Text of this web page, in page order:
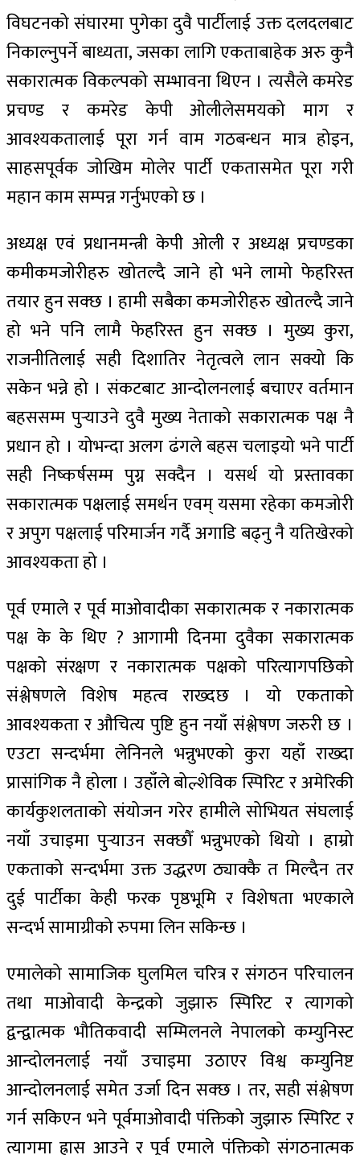
विघटनको संघारमा पुगेका दुवै पार्टीलाई उक्त दलदलबाट
निकाल्नुपर्ने बाध्यता, जसका लागि एकताबाहेक अरु कुनै
सकारात्मक विकल्पको सम्भावना थिएन । त्यसैले कमरेड
प्रचण्ड र कमरेड केपी ओलीलेसमयको माग र
आवश्यकतालाई पूरा गर्न वाम गठबन्धन मात्र होइन,
साहसपूर्वक जोखिम मोलेर पार्टी एकतासमेत पूरा गरी
महान काम सम्पन्न गर्नुभएको छ ।
अध्यक्ष एवं प्रधानमन्त्री केपी ओली र अध्यक्ष प्रचण्डका
कमीकमजोरीहरु खोतल्दै जाने हो भने लामो फेहरिस्त
तयार हुन सक्छ । हामी सबैका कमजोरीहरु खोतल्दै जाने
हो भने पनि लामै फेहरिस्त हुन सक्छ । मुख्य कुरा,
राजनीतिलाई सही दिशातिर नेतृत्वले लान सक्यो कि
सकेन भन्ने हो । संकटबाट आन्दोलनलाई बचाएर वर्तमान
बहससम्म पुर्‍याउने दुवै मुख्य नेताको सकारात्मक पक्ष नै
प्रधान हो । योभन्दा अलग ढंगले बहस चलाइयो भने पार्टी
सही निष्कर्षसम्म पुग्न सक्दैन । यसर्थ यो प्रस्तावका
सकारात्मक पक्षलाई समर्थन एवम् यसमा रहेका कमजोरी
र अपुग पक्षलाई परिमार्जन गर्दै अगाडि बढ्नु नै यतिखेरको
आवश्यकता हो ।
पूर्व एमाले र पूर्व माओवादीका सकारात्मक र नकारात्मक
पक्ष के के थिए ? आगामी दिनमा दुवैका सकारात्मक
पक्षको संरक्षण र नकारात्मक पक्षको परित्यागपछिको
संश्लेषणले विशेष महत्व राख्दछ । यो एकताको
आवश्यकता र औचित्य पुष्टि हुन नयाँ संश्लेषण जरुरी छ ।
एउटा सन्दर्भमा लेनिनले भन्नुभएको कुरा यहाँ राख्दा
प्रासांगिक नै होला । उहाँले बोल्शेविक स्पिरिट र अमेरिकी
कार्यकुशलताको संयोजन गरेर हामीले सोभियत संघलाई
नयाँ उचाइमा पुर्‍याउन सक्छौँ भन्नुभएको थियो । हाम्रो
एकताको सन्दर्भमा उक्त उद्धरण ठ्याक्कै त मिल्दैन तर
दुई पार्टीका केही फरक पृष्ठभूमि र विशेषता भएकाले
सन्दर्भ सामाग्रीको रुपमा लिन सकिन्छ ।
एमालेको सामाजिक घुलमिल चरित्र र संगठन परिचालन
तथा माओवादी केन्द्रको जुझारु स्पिरिट र त्यागको
द्वन्द्वात्मक भौतिकवादी सम्मिलनले नेपालको कम्युनिस्ट
आन्दोलनलाई नयाँ उचाइमा उठाएर विश्व कम्युनिष्ट
आन्दोलनलाई समेत उर्जा दिन सक्छ । तर, सही संश्लेषण
गर्न सकिएन भने पूर्वमाओवादी पंक्तिको जुझारु स्पिरिट र
त्यागमा ह्रास आउने र पूर्व एमाले पंक्तिको संगठनात्मक